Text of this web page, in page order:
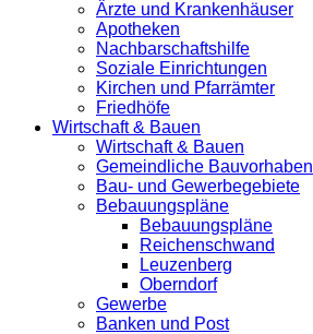
Ärzte und Krankenhäuser
Apotheken
Nachbarschaftshilfe
Soziale Einrichtungen
Kirchen und Pfarrämter
Friedhöfe
Wirtschaft & Bauen
Wirtschaft & Bauen
Gemeindliche Bauvorhaben
Bau- und Gewerbegebiete
Bebauungspläne
Bebauungspläne
Reichenschwand
Leuzenberg
Oberndorf
Gewerbe
Banken und Post